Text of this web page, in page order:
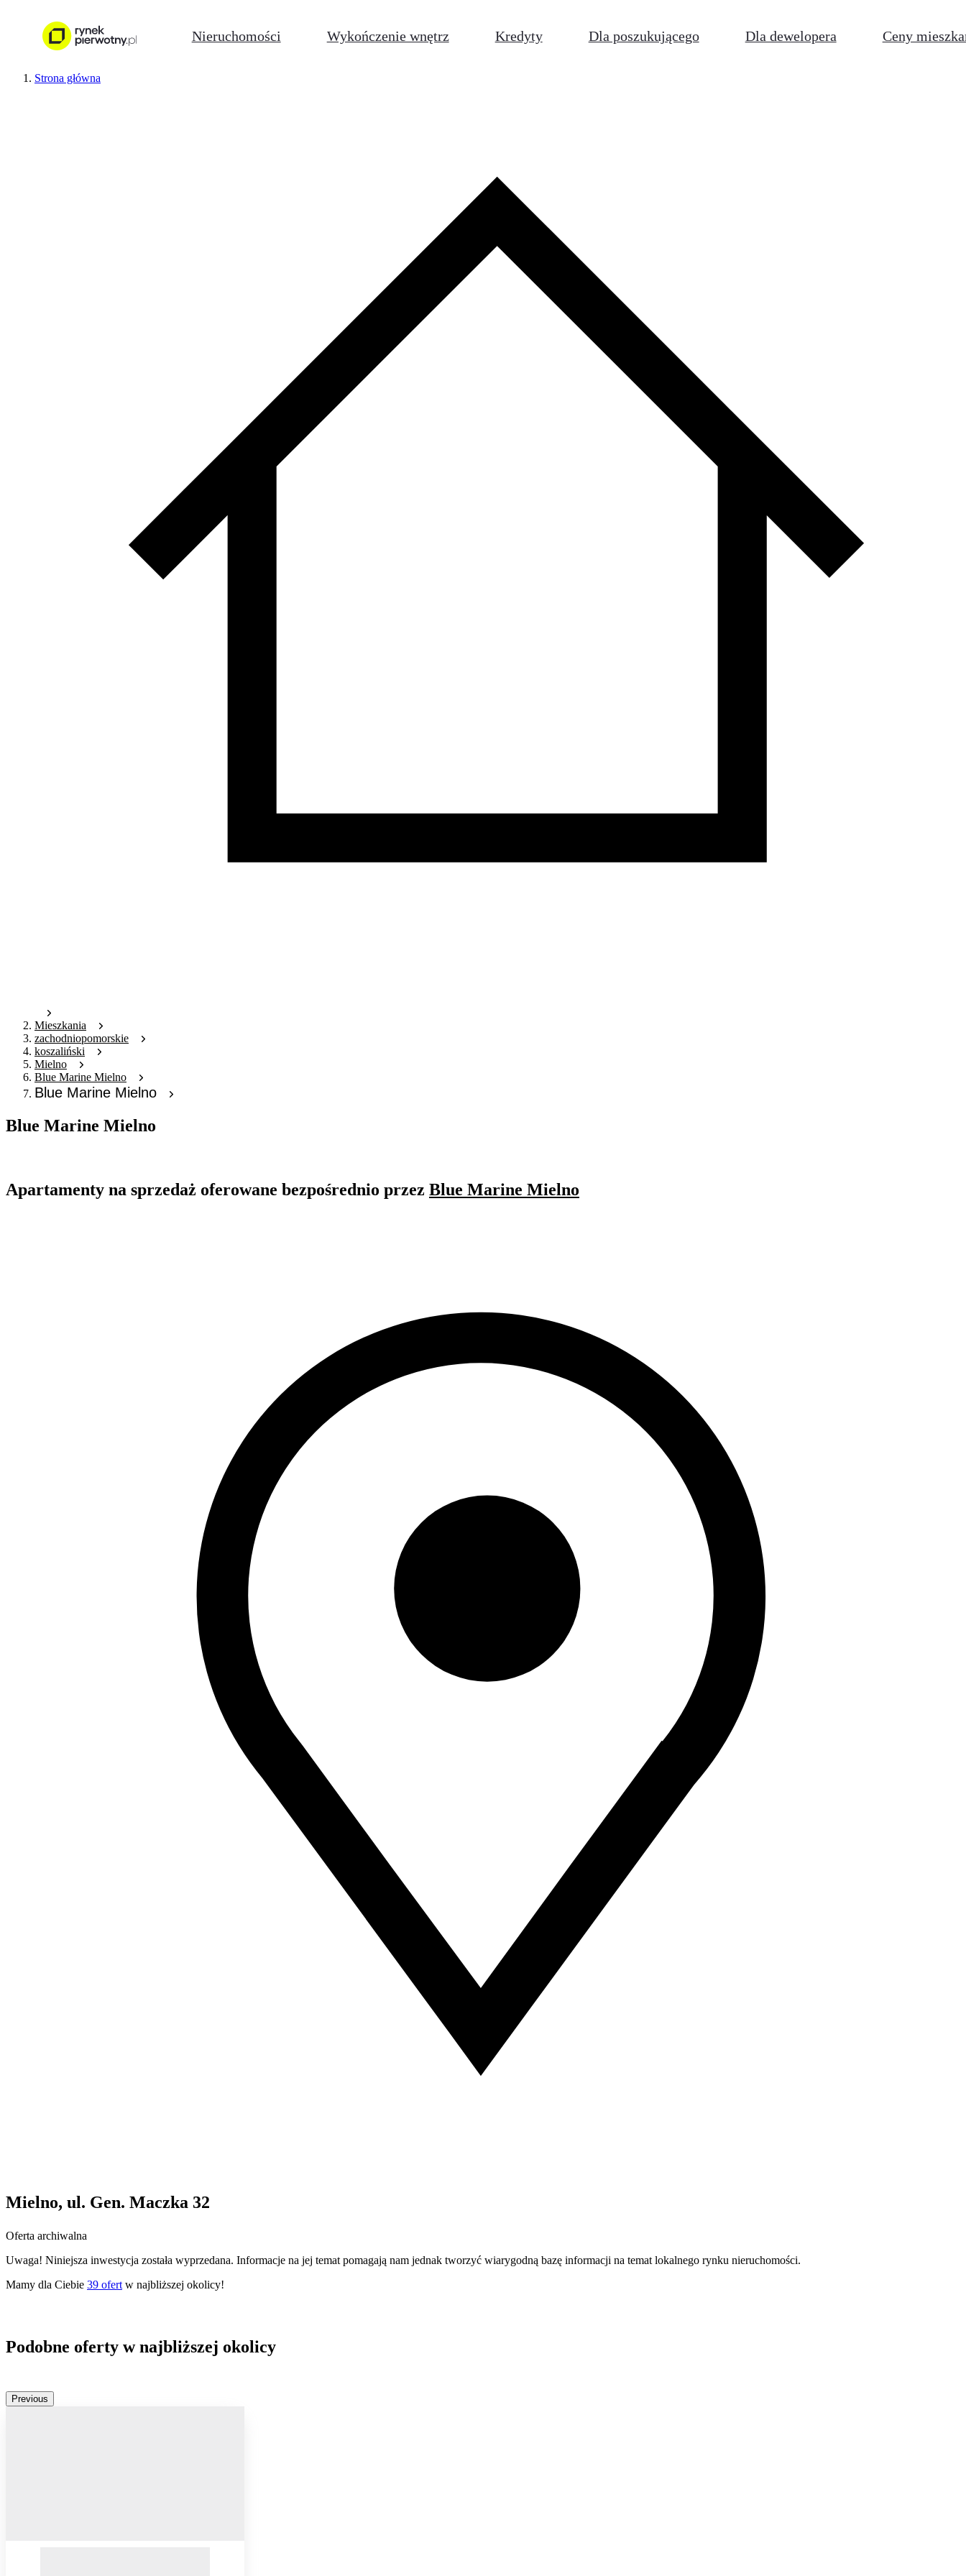
Nieruchomości Wykończenie wnętrz Kredyty Dla poszukującego Dla dewelopera Ceny
Strona główna
Mieszkania
zachodniopomorskie
koszaliński
Mielno
Blue Marine Mielno
Blue Marine Mielno
Blue Marine Mielno
Apartamenty na sprzedaż oferowane bezpośrednio przez Blue Marine Mielno
Mielno, ul. Gen. Maczka 32
Oferta archiwalna
Uwaga! Niniejsza inwestycja została wyprzedana. Informacje na jej temat pomagają nam jednak tworzyć wiarygodną bazę informacji na temat lokalnego rynku nieruchomości.
Mamy dla Ciebie 39 ofert w najbliższej okolicy!
Podobne oferty w najbliższej okolicy
Previous